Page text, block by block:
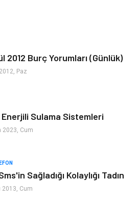
Alışveriş
Tatil
2012 Burç Yorumları (Günlük)
Paz
Enerjili Sulama Sistemleri
Cum
Sağladığı Kolaylığı Tadın
Cum